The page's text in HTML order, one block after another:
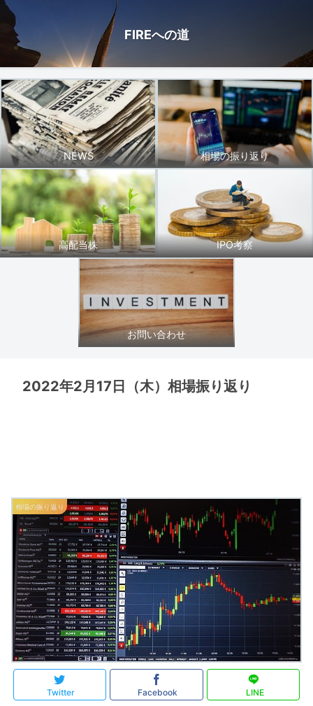
FIREへの道
NEWS 相場の振り返り
高配当株 IPO考察
お問い合わせ
2022年2月17日（木）相場振り返り
相場の振り返り
Twitter Facebook LINE